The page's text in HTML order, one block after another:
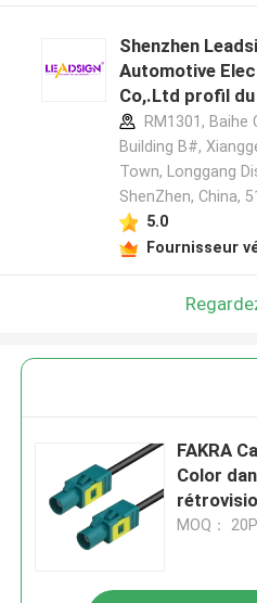
Shenzhen
Automotive
Co,.Ltd profil
RM1301, Baihe
Building B#,
Town, Longgang
ShenZhen, China,
5.0
Fournisseur
FAKRA
Color
MOQ：